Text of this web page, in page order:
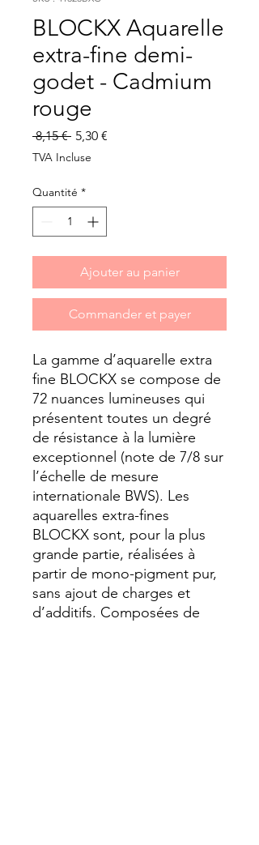
BLOCKX Aquarelle
extra-fine demi-
godet - Cadmium
rouge
8,15 € Prix
original
5,30 €
TVA Incluse
Quantité *
Ajouter au panier
Commander et payer
La gamme d’aquarelle extra
fine BLOCKX se compose de
72 nuances lumineuses qui
présentent toutes un degré
de résistance à la lumière
exceptionnel (note de 7/8 sur
l’échelle de mesure
internationale BWS). Les
aquarelles extra-fines
BLOCKX sont, pour la plus
grande partie, réalisées à
partir de mono-pigment pur,
sans ajout de charges et
d’additifs. Composées de